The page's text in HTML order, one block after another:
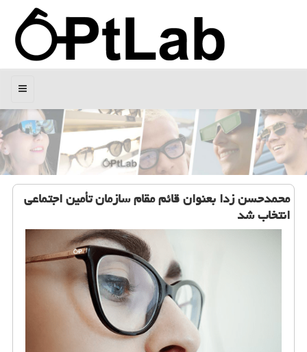
منو
محمدحسن زدا بعنوان قائم مقام سازمان تأمین اجتماعی
انتخاب شد